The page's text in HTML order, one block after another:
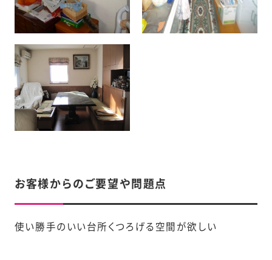
お客様からのご要望や問題点
使い勝手のいい台所くつろげる空間が欲しい